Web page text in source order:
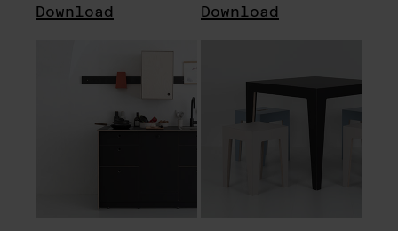
Download Download